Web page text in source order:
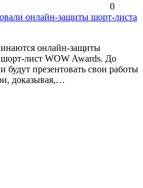
0
онлайн-защиты шорт-листа
онлайн-защиты
лист WOW Awards. До
будут презентовать свои работы
доказывая,…